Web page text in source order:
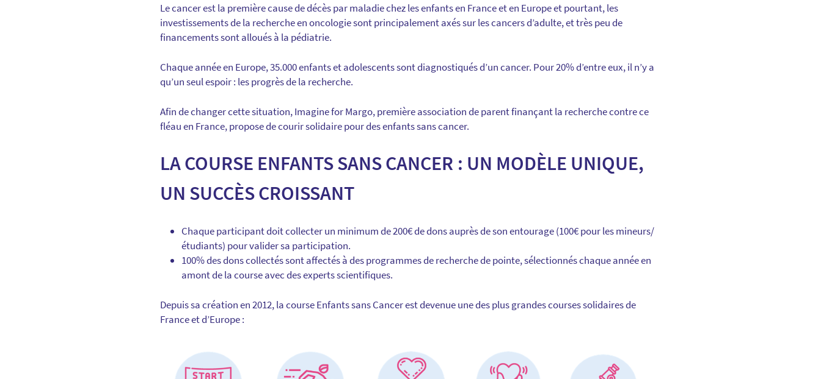
Le cancer est la première cause de décès par maladie chez les enfants en France et en Europe et pourtant, les
investissements de la recherche en oncologie sont principalement axés sur les cancers d’adulte, et très peu de
financements sont alloués à la pédiatrie.
Chaque année en Europe, 35.000 enfants et adolescents sont diagnostiqués d’un cancer. Pour 20% d’entre eux, il n’y a
qu’un seul espoir : les progrès de la recherche.
Afin de changer cette situation, Imagine for Margo, première association de parent finançant la recherche contre ce
fléau en France, propose de courir solidaire pour des enfants sans cancer.
LA COURSE ENFANTS SANS CANCER : UN MODÈLE UNIQUE,
UN SUCCÈS CROISSANT
Chaque participant doit collecter un minimum de 200€ de dons auprès de son entourage (100€ pour les mineurs/
étudiants) pour valider sa participation.
100% des dons collectés sont affectés à des programmes de recherche de pointe, sélectionnés chaque année en
amont de la course avec des experts scientifiques.
Depuis sa création en 2012, la course Enfants sans Cancer est devenue une des plus grandes courses solidaires de
France et d’Europe :